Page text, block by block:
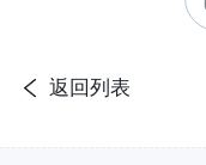
返回列表